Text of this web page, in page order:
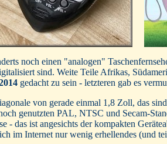
noch einen "analogen"
sind. Weite Teile Afrikas,
gedacht zu sein - letzteren gab es
von gerade einmal 1,8 Zoll, das
genutzten PAL, NTSC und Secam-
das ist angesichts der kompakten
Internet nur wenig erhellendes (und